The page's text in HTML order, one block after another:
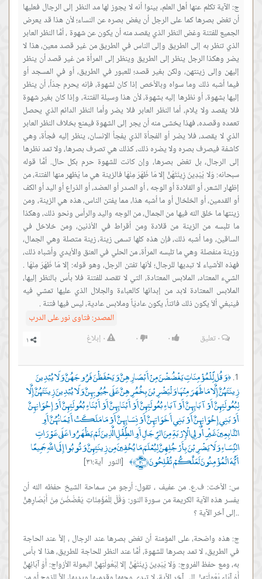
ج: الآية تكلم عنها أهل العلم، بينوا أنه لا يجوز لها مد النظر إلى الرجال فعليها
أن تغض بصرها كما على الرجل أن يغض بصره عن النساء؛ لأن هذا قد يعرض
الجميع للفتنة وغض النظر الذي يقصد منه أن يكون عن شهوة ، أمَّا النظر العابر
الذي تنظر به إلى الطريق وإلى الناس في الطريق من غير قصد معين، هذا لا
يضر وهكذا الرجل ينظر إلى الطريق وينظر إلى المرأة من غير قصد أن ينظر
إليهن وإلى زينتهن، ولكن بغير قصد؛ للعبور في الطريق، أو في المسجد أو
فيما أشبه ذلك وما سواه وبالأخص إذا كان لشهوة، فإنه يحرم جدّاً، أن ينظر
إليها بشهوة، أو نظرها إليه بشهوة، لأن هذا وسيلة الفتنة، وإذا كان بغير شهوة
فلا يقصد ولا يلام، أما النظر العابر فلا يضر وأما النظر الدائم الذي يحصل
تعمده وقصده، فهذا يخشى منه أن يجر إلى الشهوة فيمنع بخلاف النظر العابر
الذي لا يقصد، فلا يضر أو الفجأة الذي يفجأ الإنسان، ينظر إليه فجأة، وهي
كاشفة فيصرف بصره ولا يضره ذلك، كذلك هي تصرف بصرها، ولا تمد نظرها
إلى الرجال، بل تغض بصرها، وإن كانت للشهوة حرم بكل حال. أمَّا قوله
سبحانه: وَلا يُبْدِينَ زِينَتَهُنَّ إِلا مَا ظَهَرَ مِنْهَا فالزينة هي ما يُظهر منها الفتنة، من
إظهار الشعر، أو القلادة أو الوجه ، أو الصدر أو العضد، أو الذراع أو اليد أو الكف
أو القدمين، أو الخلخال أو ما أشبه هذا، مما يفتن الناس، هذه هي الزينة، ومن
زينتها ما خلق الله فيها من الجمال، من الوجه واليد والرأس ونحو ذلك، وهكذا
ما تلبسه من الزينة من قلادة ومن أقراط في الأذنين، ومن خلاخل في
الساقين، وما أشبه ذلك، فإن هذه كلها تسمى زينة، زينة متصلة وهي الجمال،
وزينة منفصلة وهي ما تلبسه المرأة، من الحلي في العنق والأيدي وأشباه ذلك،
فهذه الأشياء لا تبديها للرجال؛ لأنها تفتن الرجل، وهو قوله: إِلا مَا ظَهَرَ مِنْهَا .
الشيء المعتاد، الملابس المعتادة، التي لا تقصد للفتنة فلا بأس بالنظر إليها،
الملابس المعتادة لابد من إبدائها كالعباءة والجلال الذي عليها تمشي فيه
فينبغي ألاّ يكون ذلك فاتناً، يكون عاديّاً وملابس عادية، ليس فيها فتنة .
المصدر:فتاوى نور على الدرب
٠تعليق ٠ ٠ ٠ إبلاغ
﴿وَقُل لِّلْمُؤْمِنَاتِ يَغْضُضْنَ مِنْ أَبْصَارِهِنَّ وَيَحْفَظْنَ فَرُوجَهُنَّ وَلَا يُبْدِينَ
زِينَتَهُنَّ إِلَّا مَا ظَهَرَ مِنْهَا وَلْيَضْرِبْنَ بِخُمُرِهِنَّ عَلَى جُيُوبِهِنَّ وَلَا يُبْدِينَ زِينَتَهُنَّ إِلَّا
لِبُعُولَتِهِنَّ أَوْ آبَائِهِنَّ أَوْ آبَاءِ بُعُولَتِهِنَّ أَوْ أَبْنَائِهِنَّ أَوْ أَبْنَاءِ بُعُولَتِهِنَّ أَوْ إِخْوَانِهِنَّ
أَوْ بَنِي إِخْوَانِهِنَّ أَوْ بَنِي أَخَوَاتِهِنَّ أَوْ نِسَائِهِنَّ أَوْ مَا مَلَكَتْ أَيْمَانُهُنَّ أَوِ
التَّابِعِينَ غَيْرِ أُولِي الْإِرْبَةِ مِنَ الرِّجَالِ أَوِ الطِّفْلِ الَّذِينَ لَمْ يَظْهَرُوا عَلَى عَوْرَاتِ
النِّسَاءِ وَلَا يَضْرِبْنَ بِأَرْجُلِهِنَّ لِيُعْلَمَ مَا يُخْفِينَ مِن زِينَتِهِنَّ وَتُوبُوا إِلَى اللَّهِ جَمِيعًا
أَيُّهَ الْمُؤْمِنُونَ لَعَلَّكُمْ تُفْلِحُونَ ﴿٣١﴾ ﴾
[النور آية:٣١]
س: الأخت: ف.ع. من عفيف ، تقول: أرجو من سماحة الشيخ حفظه الله أن
يفسر هذه الآية الكريمة من سورة النور: وَقُلْ لِلْمُؤْمِنَاتِ يَغْضُضْنَ مِنْ أَبْصَارِهِنَّ
ج: هذه واضحة، على المؤمنة أن تغض بصرها عند الرجال ، إلاَّ عند الحاجة
في الطريق، لا تمد بصرها للشهوة، أمَّا عند النظر للحاجة للطريق، هذا لا بأس
به، ومع حفظ الفروج: وَلا يُبْدِينَ زِينَتَهُنَّ إِلا لِبُعُولَتِهِنَّ البعولة الأزواج: أَوْ آبَائِهِنَّ